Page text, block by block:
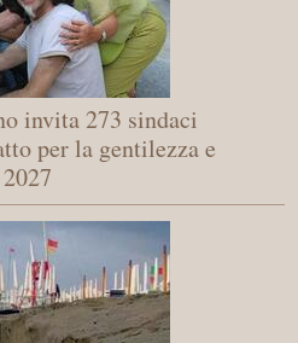
invita 273 sindaci
per la gentilezza e